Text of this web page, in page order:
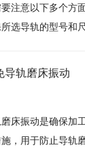
注意以下多个方
选导轨的型号和
导轨磨床振动
床振动是确保加
，用于防止导轨